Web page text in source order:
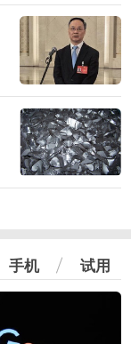
手机 试用